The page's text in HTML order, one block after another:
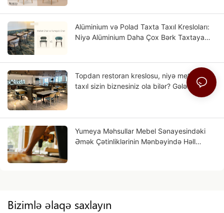
Alüminium və Polad Taxta Taxıl Kresloları:
Niyə Alüminium Daha Çox Bərk Taxtaya
Topdan restoran kreslosu, niyə metal taxta
taxıl sizin biznesiniz ola bilər? Gələcək?
Yumeya Məhsullar Mebel Sənayesindəki
Əmək Çətinliklərinin Mənbəyində Həll
Bizimlə əlaqə saxlayın